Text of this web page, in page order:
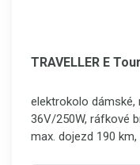
TRAVELLER E
elektrokolo
36V/250W, ráfkové
max. dojezd 190